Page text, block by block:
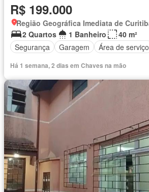
R$ 199.000
2 Quartos
1 Banheiro
40 m²
Segurança
Garagem Área de serviço
Há 1 semana, 2 dias em Chaves na mão